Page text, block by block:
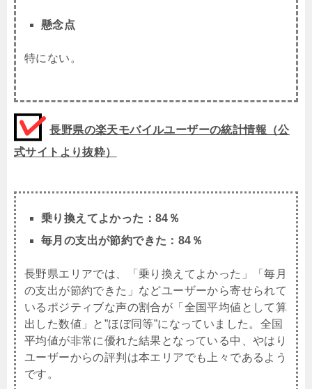
懸念点
特にない。
長野県の楽天モバイルユーザーの統計情報（公
式サイトより抜粋）
乗り換えてよかった：84％
毎月の支出が節約できた：84％
長野県エリアでは、「乗り換えてよかった」「毎月
の支出が節約できた」などユーザーから寄せられて
いるポジティブな声の割合が「全国平均値として算
出した数値」と”ほぼ同等”になっていました。全国
平均値が非常に優れた結果となっている中、やはり
ユーザーからの評判は本エリアでも上々であるよう
です。